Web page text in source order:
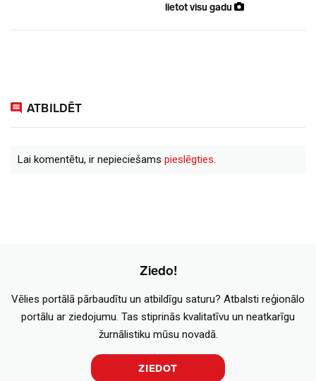
lietot visu gadu
ATBILDĒT
Lai komentētu, ir nepieciešams pieslēgties.
Ziedo!
Vēlies portālā pārbaudītu un atbildīgu saturu? Atbalsti reģionālo
portālu ar ziedojumu. Tas stiprinās kvalitatīvu un neatkarīgu
žurnālistiku mūsu novadā.
ZIEDOT